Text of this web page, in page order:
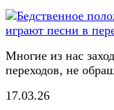
Многие из нас
переходов, не
17.03.26